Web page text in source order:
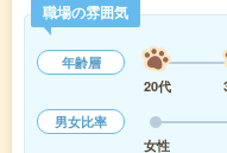
職場の雰囲気
年齢層
20代
男女比率
女性